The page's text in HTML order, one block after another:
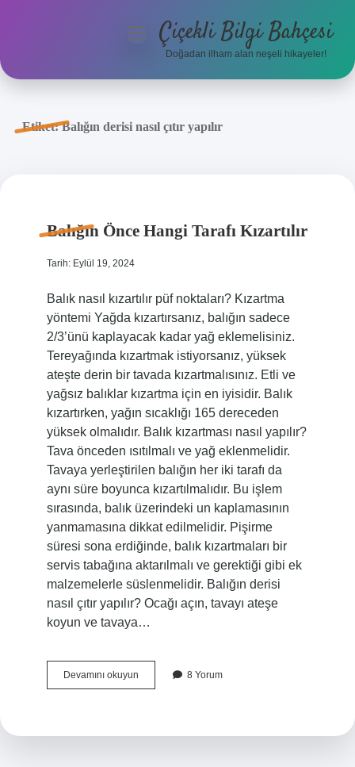
Anasayfa
menüyüÇiçekli Bilgi Bahçesi
Doğadan ilham alan neşeli hikayeler!
Etiket:Balığın derisi nasıl çıtır yapılır
Balığın Önce Hangi Tarafı Kızartılır
Tarih: Eylül 19, 2024
Balık nasıl kızartılır püf noktaları? Kızartma
yöntemi Yağda kızartırsanız, balığın sadece
2/3’ünü kaplayacak kadar yağ eklemelisiniz.
Tereyağında kızartmak istiyorsanız, yüksek
ateşte derin bir tavada kızartmalısınız. Etli ve
yağsız balıklar kızartma için en iyisidir. Balık
kızartırken, yağın sıcaklığı 165 dereceden
yüksek olmalıdır. Balık kızartması nasıl yapılır?
Tava önceden ısıtılmalı ve yağ eklenmelidir.
Tavaya yerleştirilen balığın her iki tarafı da
aynı süre boyunca kızartılmalıdır. Bu işlem
sırasında, balık üzerindeki un kaplamasının
yanmamasına dikkat edilmelidir. Pişirme
süresi sona erdiğinde, balık kızartmaları bir
servis tabağına aktarılmalı ve gerektiği gibi ek
malzemelerle süslenmelidir. Balığın derisi
nasıl çıtır yapılır? Ocağı açın, tavayı ateşe
koyun ve tavaya…
Devamını okuyunBalığın
Önce
8 Yorum